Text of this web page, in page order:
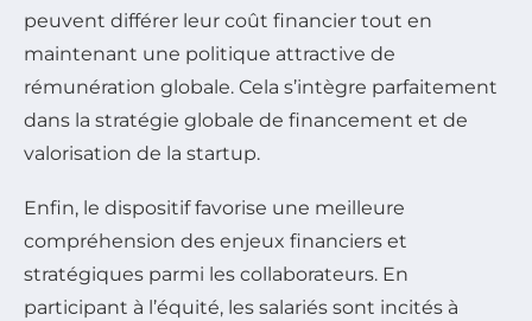
peuvent différer leur coût financier tout en
maintenant une politique attractive de
rémunération globale. Cela s’intègre parfaitement
dans la stratégie globale de financement et de
valorisation de la startup.
Enfin, le dispositif favorise une meilleure
compréhension des enjeux financiers et
stratégiques parmi les collaborateurs. En
participant à l’équité, les salariés sont incités à